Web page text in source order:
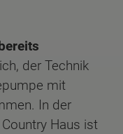
der Technik
mit
In der
Haus ist